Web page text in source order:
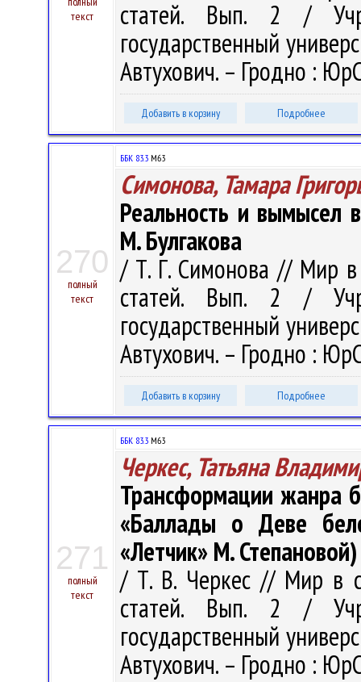
текст
статей. Вып. 2 /
государственный
Автухович. – Гродно :
Добавить в корзину Подробнее
270
полный
текст
ББК 83.3 М63
Симонова, Тамара
Реальность и вымысел
М. Булгакова
/ Т. Г. Симонова // Мир в
статей. Вып. 2 /
государственный
Автухович. – Гродно :
Добавить в корзину Подробнее
271
полный
текст
ББК 83.3 М63
Черкес, Татьяна
Трансформации жанра
«Баллады о Деве
«Летчик» М. Степановой)
/ Т. В. Черкес // Мир в
статей. Вып. 2 /
государственный
Автухович. – Гродно :